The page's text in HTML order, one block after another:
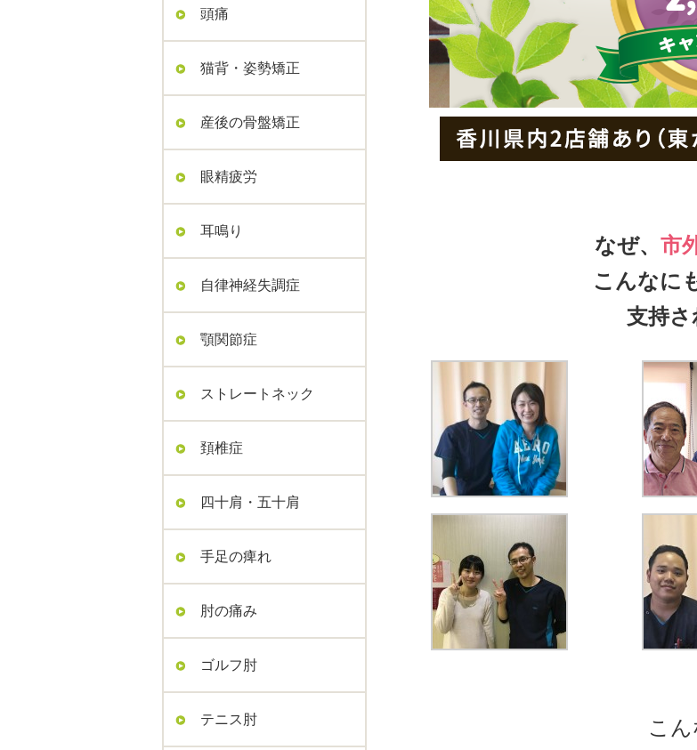
頭痛
猫背・姿勢矯正
産後の骨盤矯正
眼精疲労
耳鳴り
自律神経失調症
顎関節症
ストレートネック
頚椎症
四十肩・五十肩
手足の痺れ
肘の痛み
ゴルフ肘
テニス肘
なぜ、 市
こんなに
支持さ
こ